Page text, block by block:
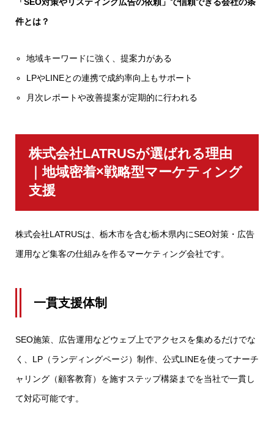
件とは？
地域キーワードに強く、提案力がある
LPやLINEとの連携で成約率向上もサポート
月次レポートや改善提案が定期的に行われる
株式会社LATRUSが選ばれる理由
｜地域密着×戦略型マーケティング
支援
株式会社LATRUSは、栃木市を含む栃木県内にSEO対策・広告
運用など集客の仕組みを作るマーケティング会社です。
一貫支援体制
SEO施策、広告運用などウェブ上でアクセスを集めるだけでな
く、LP（ランディングページ）制作、公式LINEを使ってナーチ
ャリング（顧客教育）を施すステップ構築までを当社で一貫し
て対応可能です。